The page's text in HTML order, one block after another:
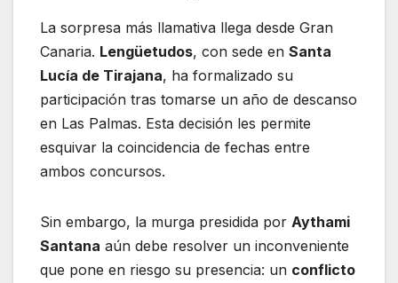
La sorpresa más llamativa llega desde Gran
Canaria. Lengüetudos, con sede en Santa
Lucía de Tirajana, ha formalizado su
participación tras tomarse un año de descanso
en Las Palmas. Esta decisión les permite
esquivar la coincidencia de fechas entre
ambos concursos.
Sin embargo, la murga presidida por Aythami
Santana aún debe resolver un inconveniente
que pone en riesgo su presencia: un conflicto